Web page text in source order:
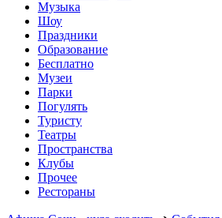
Музыка
Шоу
Праздники
Образование
Бесплатно
Музеи
Парки
Погулять
Туристу
Театры
Пространства
Клубы
Прочее
Рестораны